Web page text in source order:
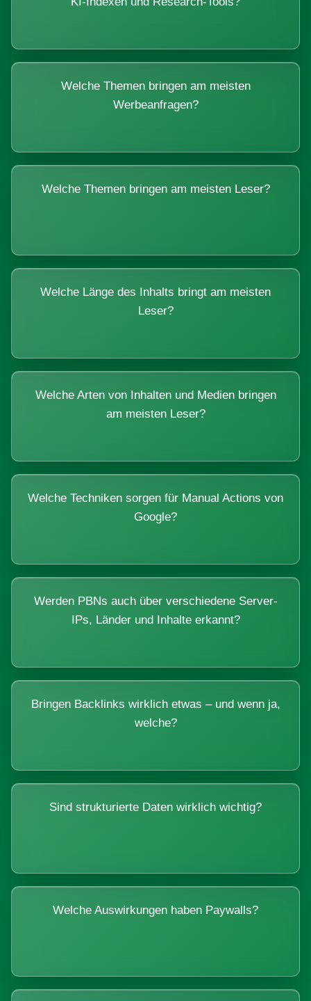
Welche Themen bringen am meisten
Werbeanfragen?
Welche Themen bringen am meisten Leser?
Welche Länge des Inhalts bringt am meisten
Leser?
Welche Arten von Inhalten und Medien bringen
am meisten Leser?
Welche Techniken sorgen für Manual Actions von
Google?
Werden PBNs auch über verschiedene Server-
IPs, Länder und Inhalte erkannt?
Bringen Backlinks wirklich etwas – und wenn ja,
welche?
Sind strukturierte Daten wirklich wichtig?
Welche Auswirkungen haben Paywalls?